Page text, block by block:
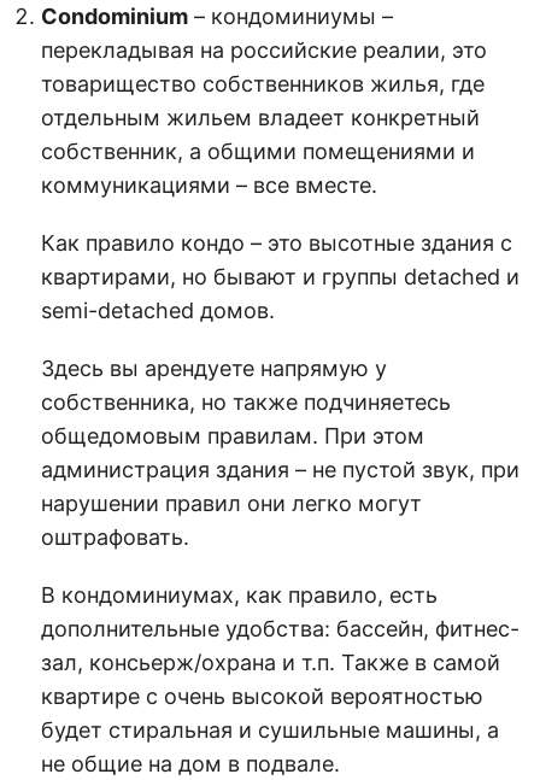
Condominium – кондоминиумы –
перекладывая на российские реалии, это
товарищество собственников жилья, где
отдельным жильем владеет конкретный
собственник, а общими помещениями и
коммуникациями – все вместе.
Как правило кондо – это высотные здания с
квартирами, но бывают и группы detached и
semi-detached домов.
Здесь вы арендуете напрямую у
собственника, но также подчиняетесь
общедомовым правилам. При этом
администрация здания – не пустой звук, при
нарушении правил они легко могут
оштрафовать.
В кондоминиумах, как правило, есть
дополнительные удобства: бассейн, фитнес-
зал, консьерж/охрана и т.п. Также в самой
квартире с очень высокой вероятностью
будет стиральная и сушильные машины, а
не общие на дом в подвале.